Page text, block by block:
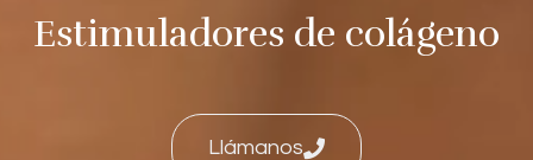
Estimuladores de colágeno
Llámanos